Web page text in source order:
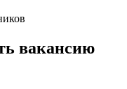
вакансию